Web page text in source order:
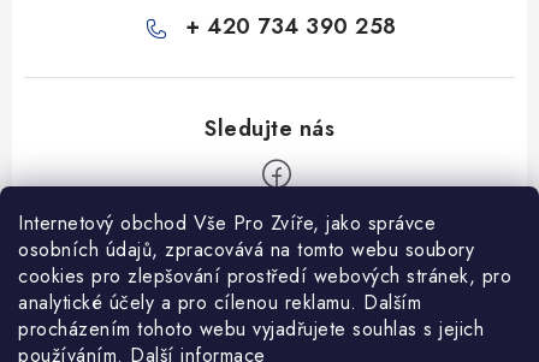
Internetový obchod Vše Pro Zvíře, jako správce
osobních údajů, zpracovává na tomto webu soubory
cookies pro zlepšování prostředí webových stránek, pro
analytické účely a pro cílenou reklamu. Dalším
procházením tohoto webu vyjadřujete souhlas s jejich
používáním. Další informace
+ 420 734 390 258
Informace pro Vás
Ceník dopravy